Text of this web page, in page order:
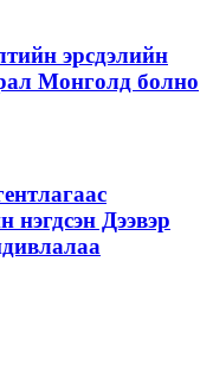
эрсдэлийн
Монголд болно
Дээвэр